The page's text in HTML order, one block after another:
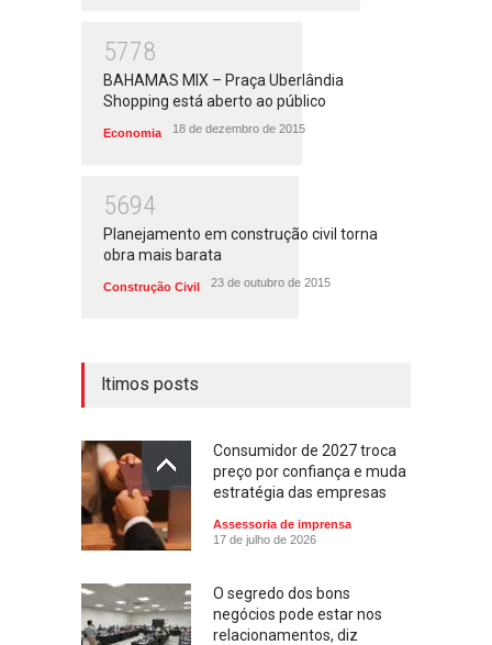
5778
BAHAMAS MIX – Praça Uberlândia
Shopping está aberto ao público
Economia 18 de dezembro de 2015
5694
Planejamento em construção civil torna
obra mais barata
Construção Civil 23 de outubro de 2015
ltimos posts
Consumidor de 2027 troca
preço por confiança e muda
estratégia das empresas
Assessoria de imprensa
17 de julho de 2026
O segredo dos bons
negócios pode estar nos
relacionamentos, diz